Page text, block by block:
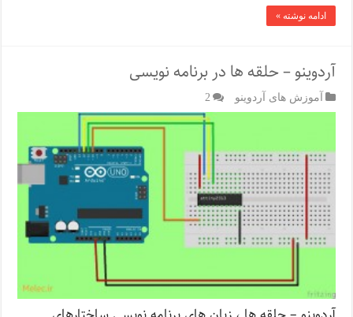
ادامه نوشته »
آردوینو – حلقه ها در برنامه نویسی
آموزش های آردوینو 2